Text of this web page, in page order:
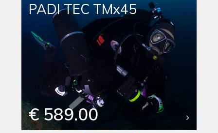
PADI TEC TMx45
€ 589.00